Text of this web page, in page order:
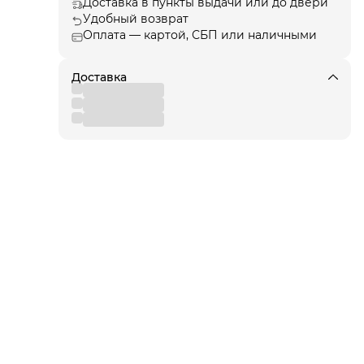
Удобный возврат
Оплата — картой, СБП или наличными
Доставка